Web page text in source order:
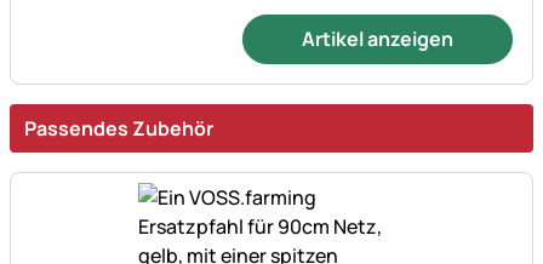
Artikel anzeigen
Passendes Zubehör